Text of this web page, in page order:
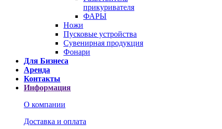
прикуривателя
ФАРЫ
Ножи
Пусковые устройства
Сувенирная продукция
Фонари
Для Бизнеса
Аренда
Контакты
Информация
О компании
Доставка и оплата